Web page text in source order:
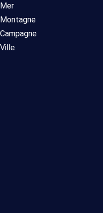
Mer
Montagne
Campagne
Ville